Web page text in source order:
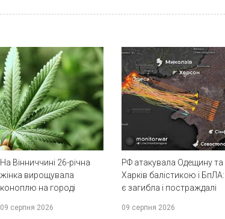
На Вінниччині 26-річна
жінка вирощувала
коноплю на городі
09 серпня 2026
РФ атакувала Одещину та
Харків балістикою і БпЛА:
є загибла і постраждалі
09 серпня 2026